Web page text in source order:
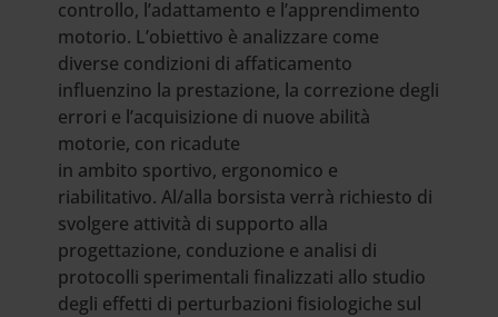
controllo, l’adattamento e l’apprendimento
motorio. L’obiettivo è analizzare come
diverse condizioni di affaticamento
influenzino la prestazione, la correzione degli
errori e l’acquisizione di nuove abilità
motorie, con ricadute
in ambito sportivo, ergonomico e
riabilitativo. Al/alla borsista verrà richiesto di
svolgere attività di supporto alla
progettazione, conduzione e analisi di
protocolli sperimentali finalizzati allo studio
degli effetti di perturbazioni fisiologiche sul